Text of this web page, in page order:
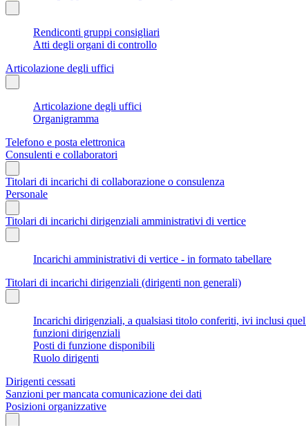
Rendiconti gruppi consigliari
Atti degli organi di controllo
Articolazione degli uffici
Articolazione degli uffici
Organigramma
Telefono e posta elettronica
Consulenti e collaboratori
Titolari di incarichi di collaborazione o consulenza
Personale
Titolari di incarichi dirigenziali amministrativi di vertice
Incarichi amministrativi di vertice - in formato tabellare
Titolari di incarichi dirigenziali (dirigenti non generali)
Incarichi dirigenziali, a qualsiasi titolo conferiti, ivi inclusi
funzioni dirigenziali
Posti di funzione disponibili
Ruolo dirigenti
Dirigenti cessati
Sanzioni per mancata comunicazione dei dati
Posizioni organizzative